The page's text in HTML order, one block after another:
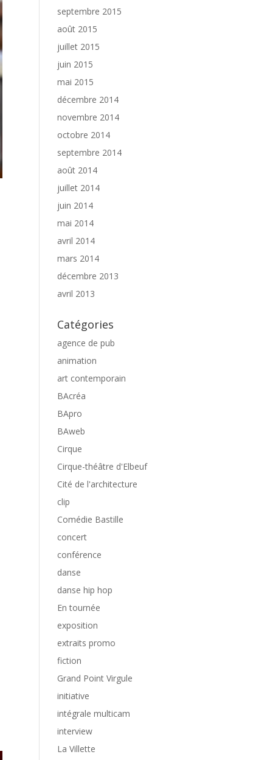
septembre 2015
août 2015
juillet 2015
juin 2015
mai 2015
décembre 2014
novembre 2014
octobre 2014
septembre 2014
août 2014
juillet 2014
juin 2014
mai 2014
avril 2014
mars 2014
décembre 2013
avril 2013
Catégories
agence de pub
animation
art contemporain
BAcréa
BApro
BAweb
Cirque
Cirque-théâtre d'Elbeuf
Cité de l'architecture
clip
Comédie Bastille
concert
conférence
danse
danse hip hop
En tournée
exposition
extraits promo
fiction
Grand Point Virgule
initiative
intégrale multicam
interview
La Villette